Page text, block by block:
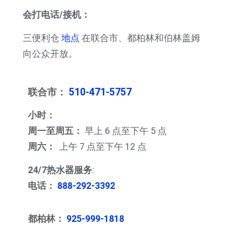
会打电话/接机：
三便利仓 地点 在联合市、都柏林和伯林盖姆
向公众开放。
联合市： 510-471-5757
小时：
周一至周五： 早上 6 点至下午 5 点
周六：
上午 7 点至下午 12 点
24/7热水器服务:
电话： 888-292-3392
都柏林： 925-999-1818